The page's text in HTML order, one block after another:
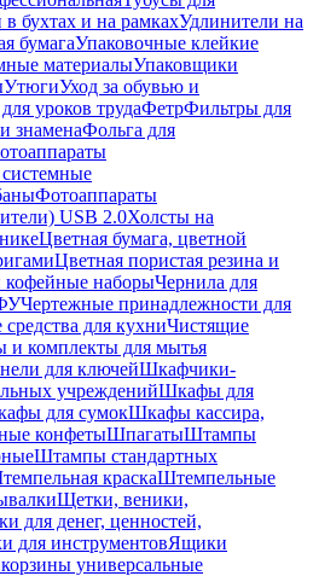
бухтах и на рамкахУдлинители на
бумагаУпаковочные клейкие
материалыУпаковщики
УтюгиУход за обувью и
уроков трудаФетрФильтры для
знаменаФольга для
Фотоаппараты
USB 2.0Холсты на
Цветная бумага, цветной
Цветная пористая резина и
наборыЧернила для
Чертежные принадлежности для
для кухниЧистящие
комплекты для мытья
для ключейШкафчики-
учрежденийШкафы для
для сумокШкафы кассира,
конфетыШпагатыШтампы
Штампы стандартных
краскаШтемпельные
Щетки, веники,
для денег, ценностей,
для инструментовЯщики
универсальные